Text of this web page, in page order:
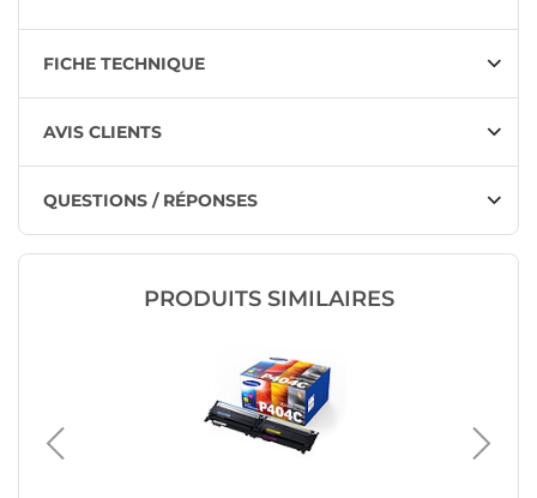
FICHE TECHNIQUE
AVIS CLIENTS
QUESTIONS / RÉPONSES
PRODUITS SIMILAIRES